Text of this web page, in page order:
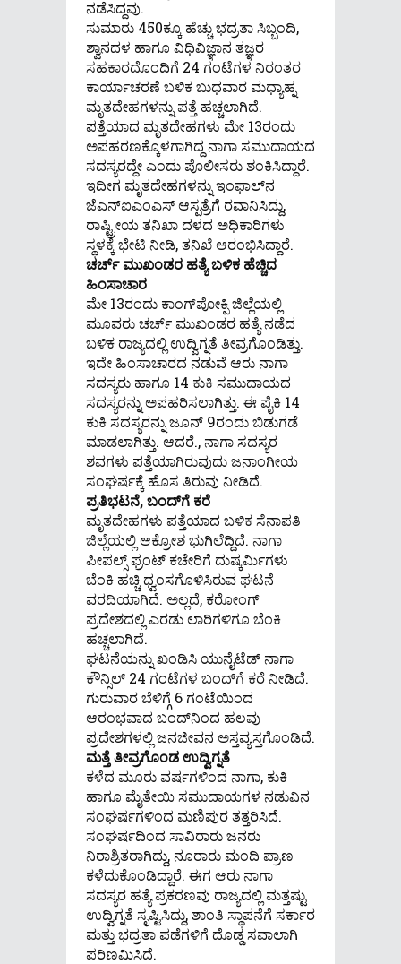
ನಡೆಸಿದ್ದವು.
ಸುಮಾರು 450ಕ್ಕೂ ಹೆಚ್ಚು ಭದ್ರತಾ ಸಿಬ್ಬಂದಿ,
ಶ್ವಾನದಳ ಹಾಗೂ ವಿಧಿವಿಜ್ಞಾನ ತಜ್ಞರ
ಸಹಕಾರದೊಂದಿಗೆ 24 ಗಂಟೆಗಳ ನಿರಂತರ
ಕಾರ್ಯಾಚರಣೆ ಬಳಿಕ ಬುಧವಾರ ಮಧ್ಯಾಹ್ನ
ಮೃತದೇಹಗಳನ್ನು ಪತ್ತೆ ಹಚ್ಚಲಾಗಿದೆ.
ಪತ್ತೆಯಾದ ಮೃತದೇಹಗಳು ಮೇ 13ರಂದು
ಅಪಹರಣಕ್ಕೊಳಗಾಗಿದ್ದ ನಾಗಾ ಸಮುದಾಯದ
ಸದಸ್ಯರದ್ದೇ ಎಂದು ಪೊಲೀಸರು ಶಂಕಿಸಿದ್ದಾರೆ.
ಇದೀಗ ಮೃತದೇಹಗಳನ್ನು ಇಂಫಾಲ್‌ನ
ಜೆಎನ್‌ಐಎಂಎಸ್ ಆಸ್ಪತ್ರೆಗೆ ರವಾನಿಸಿದ್ದು,
ರಾಷ್ಟ್ರೀಯ ತನಿಖಾ ದಳದ ಅಧಿಕಾರಿಗಳು
ಸ್ಥಳಕ್ಕೆ ಭೇಟಿ ನೀಡಿ, ತನಿಖೆ ಆರಂಭಿಸಿದ್ದಾರೆ.
ಚರ್ಚ್ ಮುಖಂಡರ ಹತ್ಯೆ ಬಳಿಕ ಹೆಚ್ಚಿದ
ಹಿಂಸಾಚಾರ
ಮೇ 13ರಂದು ಕಾಂಗ್‌ಪೋಕ್ಪಿ ಜಿಲ್ಲೆಯಲ್ಲಿ
ಮೂವರು ಚರ್ಚ್ ಮುಖಂಡರ ಹತ್ಯೆ ನಡೆದ
ಬಳಿಕ ರಾಜ್ಯದಲ್ಲಿ ಉದ್ವಿಗ್ನತೆ ತೀವ್ರಗೊಂಡಿತ್ತು.
ಇದೇ ಹಿಂಸಾಚಾರದ ನಡುವೆ ಆರು ನಾಗಾ
ಸದಸ್ಯರು ಹಾಗೂ 14 ಕುಕಿ ಸಮುದಾಯದ
ಸದಸ್ಯರನ್ನು ಅಪಹರಿಸಲಾಗಿತ್ತು. ಈ ಪೈಕಿ 14
ಕುಕಿ ಸದಸ್ಯರನ್ನು ಜೂನ್ 9ರಂದು ಬಿಡುಗಡೆ
ಮಾಡಲಾಗಿತ್ತು. ಆದರೆ., ನಾಗಾ ಸದಸ್ಯರ
ಶವಗಳು ಪತ್ತೆಯಾಗಿರುವುದು ಜನಾಂಗೀಯ
ಸಂಘರ್ಷಕ್ಕೆ ಹೊಸ ತಿರುವು ನೀಡಿದೆ.
ಪ್ರತಿಭಟನೆ, ಬಂದ್‌ಗೆ ಕರೆ
ಮೃತದೇಹಗಳು ಪತ್ತೆಯಾದ ಬಳಿಕ ಸೆನಾಪತಿ
ಜಿಲ್ಲೆಯಲ್ಲಿ ಆಕ್ರೋಶ ಭುಗಿಲೆದ್ದಿದೆ. ನಾಗಾ
ಪೀಪಲ್ಸ್ ಫ್ರಂಟ್ ಕಚೇರಿಗೆ ದುಷ್ಕರ್ಮಿಗಳು
ಬೆಂಕಿ ಹಚ್ಚಿ ಧ್ವಂಸಗೊಳಿಸಿರುವ ಘಟನೆ
ವರದಿಯಾಗಿದೆ. ಅಲ್ಲದೆ, ಕರೋಂಗ್
ಪ್ರದೇಶದಲ್ಲಿ ಎರಡು ಲಾರಿಗಳಿಗೂ ಬೆಂಕಿ
ಹಚ್ಚಲಾಗಿದೆ.
ಘಟನೆಯನ್ನು ಖಂಡಿಸಿ ಯುನೈಟೆಡ್ ನಾಗಾ
ಕೌನ್ಸಿಲ್ 24 ಗಂಟೆಗಳ ಬಂದ್‌ಗೆ ಕರೆ ನೀಡಿದೆ.
ಗುರುವಾರ ಬೆಳಿಗ್ಗೆ 6 ಗಂಟೆಯಿಂದ
ಆರಂಭವಾದ ಬಂದ್‌ನಿಂದ ಹಲವು
ಪ್ರದೇಶಗಳಲ್ಲಿ ಜನಜೀವನ ಅಸ್ತವ್ಯಸ್ತಗೊಂಡಿದೆ.
ಮತ್ತೆ ತೀವ್ರಗೊಂಡ ಉದ್ವಿಗ್ನತೆ
ಕಳೆದ ಮೂರು ವರ್ಷಗಳಿಂದ ನಾಗಾ, ಕುಕಿ
ಹಾಗೂ ಮೈತೇಯಿ ಸಮುದಾಯಗಳ ನಡುವಿನ
ಸಂಘರ್ಷಗಳಿಂದ ಮಣಿಪುರ ತತ್ತರಿಸಿದೆ.
ಸಂಘರ್ಷದಿಂದ ಸಾವಿರಾರು ಜನರು
ನಿರಾಶ್ರಿತರಾಗಿದ್ದು, ನೂರಾರು ಮಂದಿ ಪ್ರಾಣ
ಕಳೆದುಕೊಂಡಿದ್ದಾರೆ. ಈಗ ಆರು ನಾಗಾ
ಸದಸ್ಯರ ಹತ್ಯೆ ಪ್ರಕರಣವು ರಾಜ್ಯದಲ್ಲಿ ಮತ್ತಷ್ಟು
ಉದ್ವಿಗ್ನತೆ ಸೃಷ್ಟಿಸಿದ್ದು, ಶಾಂತಿ ಸ್ಥಾಪನೆಗೆ ಸರ್ಕಾರ
ಮತ್ತು ಭದ್ರತಾ ಪಡೆಗಳಿಗೆ ದೊಡ್ಡ ಸವಾಲಾಗಿ
ಪರಿಣಮಿಸಿದೆ.